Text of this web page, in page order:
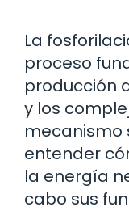
La
proceso
producción
y los
mecanismo
entender
la energía
cabo sus